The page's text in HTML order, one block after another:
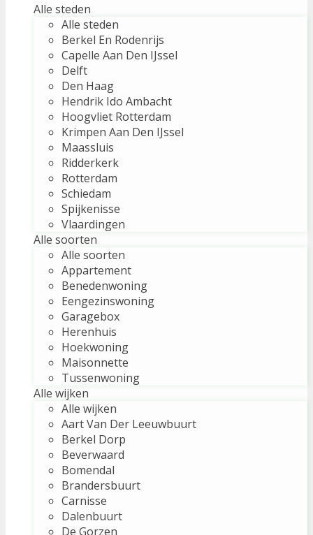
Alle steden
Alle steden
Berkel En Rodenrijs
Capelle Aan Den IJssel
Delft
Den Haag
Hendrik Ido Ambacht
Hoogvliet Rotterdam
Krimpen Aan Den IJssel
Maassluis
Ridderkerk
Rotterdam
Schiedam
Spijkenisse
Vlaardingen
Alle soorten
Alle soorten
Appartement
Benedenwoning
Eengezinswoning
Garagebox
Herenhuis
Hoekwoning
Maisonnette
Tussenwoning
Alle wijken
Alle wijken
Aart Van Der Leeuwbuurt
Berkel Dorp
Beverwaard
Bomendal
Brandersbuurt
Carnisse
Dalenbuurt
De Gorzen